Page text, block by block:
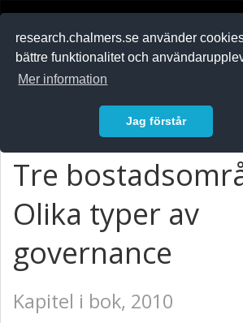
research.chalmers.se använder
bättre funktionalitet och
Mer information
Jag förstår
Tre
Olika typer av
governance
Kapitel i bok, 2010